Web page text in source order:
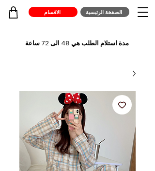
الصفخة الرئيسية الاقسام
مدة استلام الطلب هي 48 الى 72 ساعة